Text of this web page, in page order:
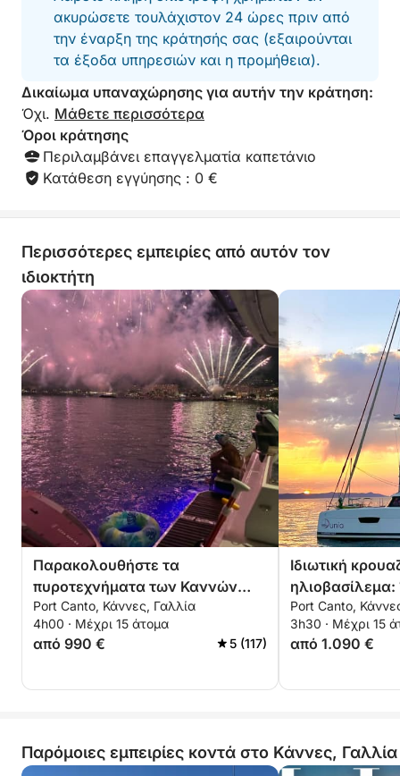
ακυρώσετε τουλάχιστον 24 ώρες πριν από
την έναρξη της κράτησής σας (εξαιρούνται
τα έξοδα υπηρεσιών και η προμήθεια).
Δικαίωμα υπαναχώρησης για αυτήν την κράτηση:
Όχι. Μάθετε περισσότερα
Όροι κράτησης
Περιλαμβάνει επαγγελματία καπετάνιο
Κατάθεση εγγύησης : 0 €
Περισσότερες εμπειρίες από αυτόν τον
ιδιοκτήτη
Παρακολουθήστε τα
πυροτεχνήματα των Καννών
από τη θάλασσα, ενοικίαση
ιδιωτικού σκάφους
Port Canto, Κάννες, Γαλλία
4h00 · Μέχρι 15 άτομα
από 990 € 5 (117)
Ιδιωτική
ηλιοβασίλεμα:
καταμαράν
θάλασσα και
Port Canto,
3h30 · Μέχρι 15
από 1.090 €
Παρόμοιες εμπειρίες κοντά στο Κάννες, Γαλλία